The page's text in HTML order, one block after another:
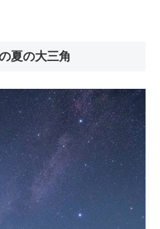
夏の大三角